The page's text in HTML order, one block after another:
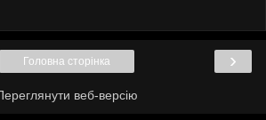
›
Головна сторінка
веб-версію